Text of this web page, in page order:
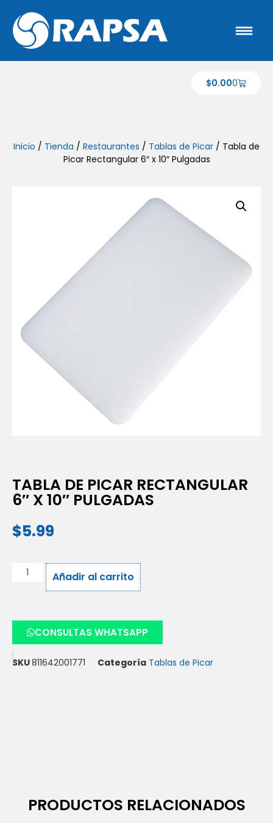
$0.000
Inicio / Tienda / Restaurantes / Tablas de Picar / Tabla de
Picar Rectangular 6″ x 10″ Pulgadas
TABLA DE PICAR RECTANGULAR
6″ X 10″ PULGADAS
$5.99
Añadir al carrito
CONSULTAS WHATSAPP
SKU811642001771 Categoría Tablas de Picar
PRODUCTOS RELACIONADOS